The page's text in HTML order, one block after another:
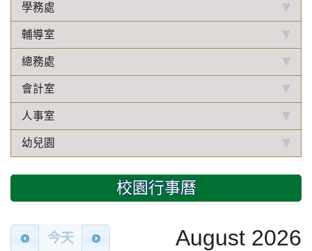
學務處
輔導室
總務處
會計室
人事室
幼兒園
校園行事曆
今天 August 2026